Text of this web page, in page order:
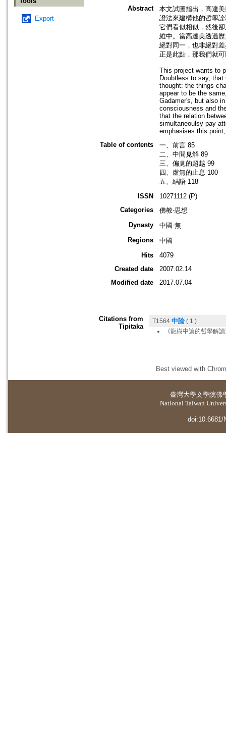
Export
Abstract
本文試圖指出，高達
證法來建構他的哲學
它們看似相似，然後
維中。當高達美透過
絕對同一，也非絕對
正是此點，那我們就
This project wants to
Doubtless to say,
thought: the things
appear to be the
Gadamer's, but also
consciousness and
that the relation
simultaneoulsy pay
emphasises this
Table of contents
一、前言 85
二、中間見解 89
三、偏見的超越 99
四、虛無的止息 100
五、結語 118
ISSN
10271112 (P)
Categories
佛教-思想
Dynasty
中國-無
Regions
中國
Hits
4079
Created date
2007.02.14
Modified date
2017.07.04
Citations from
Tipitaka
T1564 中論 ( 1 )
《龍樹中論的哲學解
Best viewed with
臺灣大學文學院佛
National Taiwan
doi:10.6681/